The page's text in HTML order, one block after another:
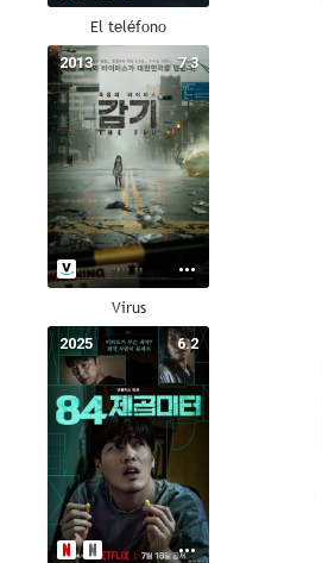
El teléfono
7.3
2013
Virus
6.2
2025